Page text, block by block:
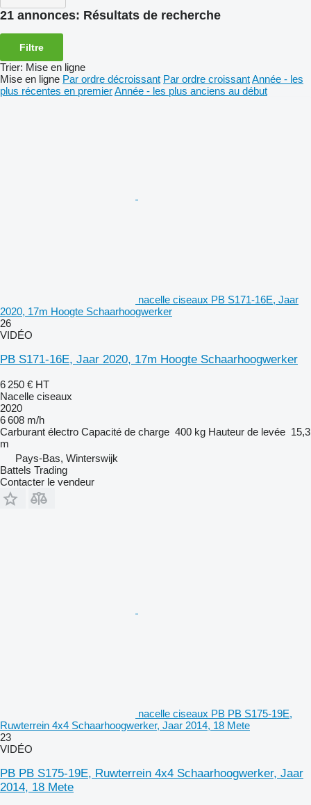
21 annonces: Résultats de recherche
Filtre
Trier: Mise en ligne
Mise en ligne Par ordre décroissant Par ordre croissantAnnée - les
plus récentes en premierAnnée - les plus anciens au début
nacelle ciseaux PB S171-16E, Jaar
2020, 17m Hoogte Schaarhoogwerker
26
VIDÉO
PB S171-16E, Jaar 2020, 17m Hoogte Schaarhoogwerker
6 250 € HT
Nacelle ciseaux
2020
6 608 m/h
Carburant électro Capacité de charge 400 kg Hauteur de levée 15,3
m
Pays-Bas, Winterswijk
Battels Trading
Contacter le vendeur
nacelle ciseaux PB PB S175-19E,
Ruwterrein 4x4 Schaarhoogwerker, Jaar 2014, 18 Mete
23
VIDÉO
PB PB S175-19E, Ruwterrein 4x4 Schaarhoogwerker, Jaar
2014, 18 Mete